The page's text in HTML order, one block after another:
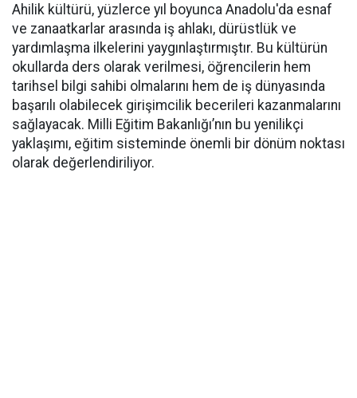
Ahilik kültürü, yüzlerce yıl boyunca Anadolu'da esnaf
ve zanaatkarlar arasında iş ahlakı, dürüstlük ve
yardımlaşma ilkelerini yaygınlaştırmıştır. Bu kültürün
okullarda ders olarak verilmesi, öğrencilerin hem
tarihsel bilgi sahibi olmalarını hem de iş dünyasında
başarılı olabilecek girişimcilik becerileri kazanmalarını
sağlayacak. Milli Eğitim Bakanlığı’nın bu yenilikçi
yaklaşımı, eğitim sisteminde önemli bir dönüm noktası
olarak değerlendiriliyor.